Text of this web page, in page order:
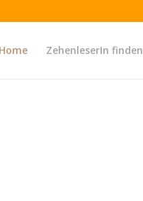
Home ZehenleserIn finden